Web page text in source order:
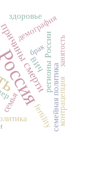
смерти
регионы России
семья семейная политика
fertility
демография
контрацепция
здоровье
брак занятость
ВИЧ